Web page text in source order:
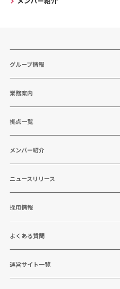
グループ情報
業務案内
拠点一覧
メンバー紹介
ニュースリリース
採用情報
よくある質問
運営サイト一覧